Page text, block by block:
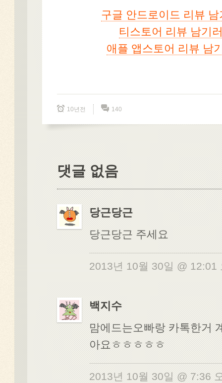
구글 안드로이드 리뷰
티스토어 리뷰 남기
애플 앱스토어 리뷰 남
10년전 140
댓글 없음
당근당근
당근당근 주세요
2013년 10월 30일 @ 12:01
백지수
맘에드는오빠랑 카톡한거
아요ㅎㅎㅎㅎㅎ
2013년 10월 30일 @ 7:36